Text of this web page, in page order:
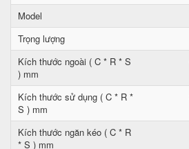
Model
Trọng lượng
Kích thước ngoài ( C * R * S
) mm
Kích thước sử dụng ( C * R *
S ) mm
Kích thước ngăn kéo ( C * R
* S ) mm